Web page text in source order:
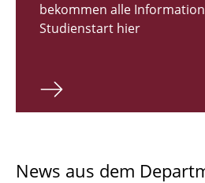
Bachelor Architektur
Master Architektur
Qualifikationsprofil
bekommen alle
Studienstart hier
News aus dem